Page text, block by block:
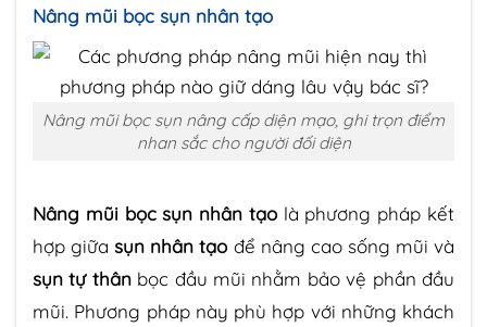
Nâng mũi bọc sụn nhân tạo
Nâng mũi bọc sụn nâng cấp diện mạo, ghi trọn điểm
nhan sắc cho người đối diện
Nâng mũi bọc sụn nhân tạolà phương pháp kết
hợp giữasụn nhân tạo để nâng cao sống mũi và
sụn tự thânbọc đầu mũi nhằm bảo vệ phần đầu
mũi. Phương pháp này phù hợp với những khách